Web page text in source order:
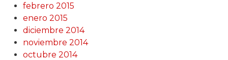
febrero 2015
enero 2015
diciembre 2014
noviembre 2014
octubre 2014